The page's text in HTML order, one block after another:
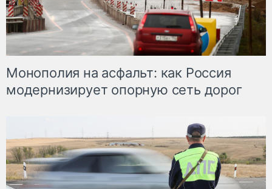
Монополия на асфальт: как Россия
модернизирует опорную сеть дорог